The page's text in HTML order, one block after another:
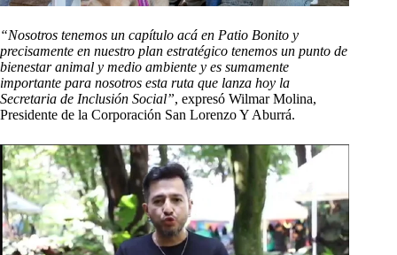
“Nosotros tenemos un capítulo acá en Patio Bonito y
precisamente en nuestro plan estratégico tenemos un punto de
bienestar animal y medio ambiente y es sumamente
importante para nosotros esta ruta que lanza hoy la
Secretaria de Inclusión Social”, expresó Wilmar Molina,
Presidente de la Corporación San Lorenzo Y Aburrá.